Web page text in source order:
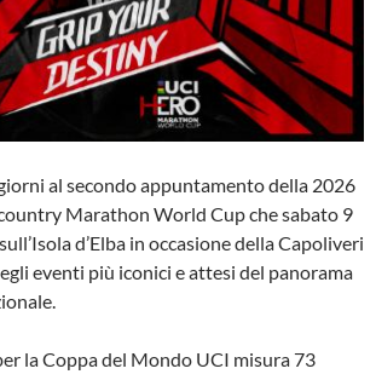
al secondo appuntamento della 2026
Marathon World Cup che sabato 9
d’Elba in occasione della Capoliveri
eventi più iconici e attesi del panorama
la Coppa del Mondo UCI misura 73